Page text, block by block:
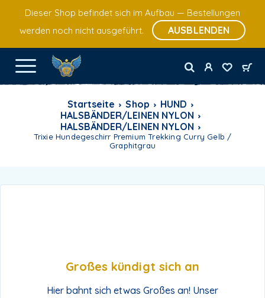
Dieser Shop befindet sich im Aufbau — Bestellungen
werden noch nicht ausgeführt.
AUSBLENDEN
Startseite Shop
HUND
HALSBÄNDER/LEINEN NYLON
HALSBÄNDER/LEINEN NYLON
Trixie Hundegeschirr Premium Trekking Curry Gelb /
Graphitgrau
Großes kündigt sich an
Hier bahnt sich etwas Großes an! Unser